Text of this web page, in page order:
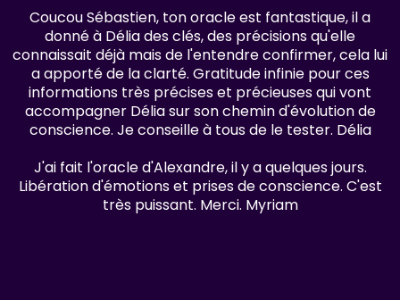
Coucou Sébastien, ton oracle est fantastique, il a
donné à Délia des clés, des précisions qu'elle
connaissait déjà mais de l'entendre confirmer, cela lui
a apporté de la clarté. Gratitude infinie pour ces
informations très précises et précieuses qui vont
accompagner Délia sur son chemin d'évolution de
conscience. Je conseille à tous de le tester. Délia
J'ai fait l'oracle d'Alexandre, il y a quelques jours.
Libération d'émotions et prises de conscience. C'est
très puissant. Merci. Myriam